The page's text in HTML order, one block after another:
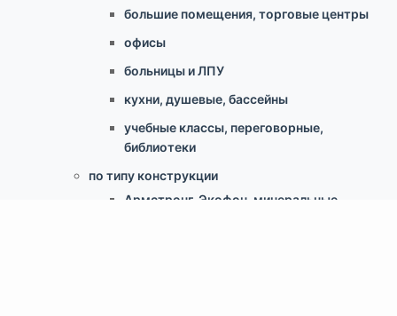
большие помещения, торговые центры
офисы
больницы и ЛПУ
кухни, душевые, бассейны
учебные классы, переговорные,
библиотеки
по типу конструкции
Армстронг, Экофон, минеральные